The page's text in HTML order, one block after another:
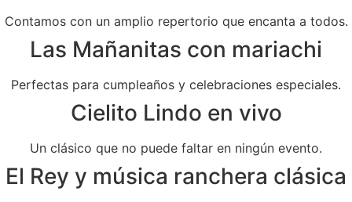
Contamos con un amplio repertorio que encanta a todos.
Las Mañanitas con mariachi
Perfectas para cumpleaños y celebraciones especiales.
Cielito Lindo en vivo
Un clásico que no puede faltar en ningún evento.
El Rey y música ranchera clásica